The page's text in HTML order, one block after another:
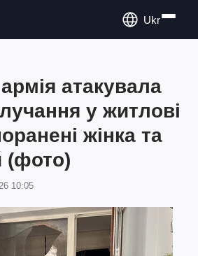
Ukr
атакувала
у житлові
жінка та
(фото)
10:05